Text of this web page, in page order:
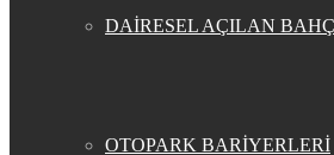
DAİRESEL AÇILAN
OTOPARK BARİYERLERİ